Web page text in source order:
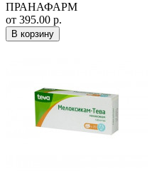
ПРАНАФАРМ
от 395.00 р.
В корзину